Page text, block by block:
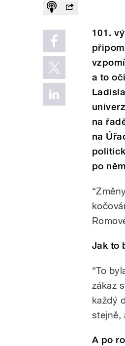
101.
a to
na
na
po
Jak to
“To
zákaz
každý
stejně,
A po